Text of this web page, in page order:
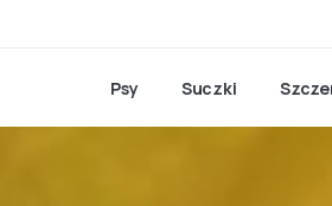
Psy Suczki